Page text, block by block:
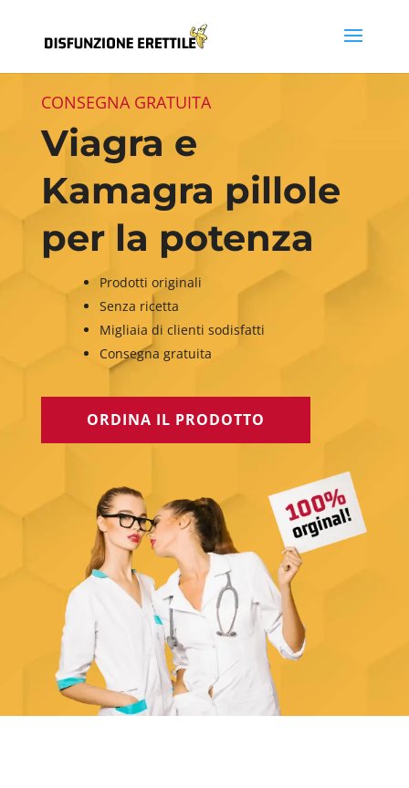
CONSEGNA GRATUITA
Viagra e
Kamagra pillole
per la potenza
Prodotti originali
Senza ricetta
Migliaia di clienti sodisfatti
Consegna gratuita
ORDINA IL PRODOTTO